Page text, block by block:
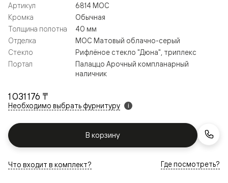
1 031 176 ₸
Необходимо выбрать фурнитуру i
В корзину
Артикул
6814 МОС
Кромка
Обычная
Толщина полотна
40 мм
Отделка
МОС Матовый облачно-серый
Стекло
Рифлёное стекло "Дюна", триплекс
Портал
Палаццо Арочный компланарный
наличник
Что входит в комплект? Где посмотреть?